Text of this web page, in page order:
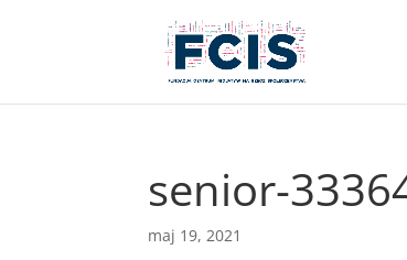
senior-
maj 19, 2021